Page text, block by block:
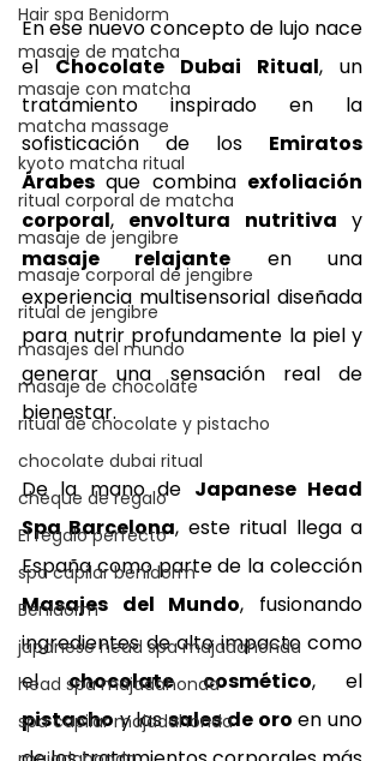
Hair spa Benidorm
masaje de matcha
masaje con matcha
matcha massage
kyoto matcha ritual
ritual corporal de matcha
masaje de jengibre
masaje corporal de jengibre
ritual de jengibre
masajes del mundo
masaje de chocolate
ritual de chocolate y pistacho
chocolate dubai ritual
cheque de regalo
El regalo perfecto
spa capilar benidorm
Benidorm
japanese head spa majadahonda
head spa majadahonda
spa capilar majadahonda
En ese nuevo concepto de lujo nace
el Chocolate Dubai Ritual, un
tratamiento inspirado en la
sofisticación de los Emiratos
Árabes que combina exfoliación
corporal, envoltura nutritiva
masaje relajante en una
experiencia multisensorial diseñada
para nutrir profundamente la piel y
generar una sensación real de
bienestar.
De la mano de Japanese Head
Spa Barcelona, este ritual llega a
Masajes del Mundo, fusionando
ingredientes de alto impacto como
el chocolate cosmético
pistacho y las sales de oro en uno